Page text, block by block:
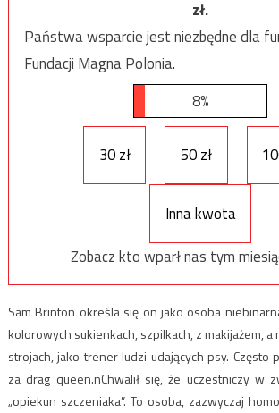
zł.
Państwa wsparcie jest niezbędne dla
Fundacji Magna Polonia.
8%
30 zł 50 zł
Inna kwota
Zobacz kto wparł nas tym
Sam Brinton określa się on jako osoba
kolorowych sukienkach, szpilkach, z makijażem,
strojach, jako trener ludzi udających psy. Często
za drag queen.nChwalił się, że uczestniczy w
„opiekun szczeniaka”. To osoba, zazwyczaj